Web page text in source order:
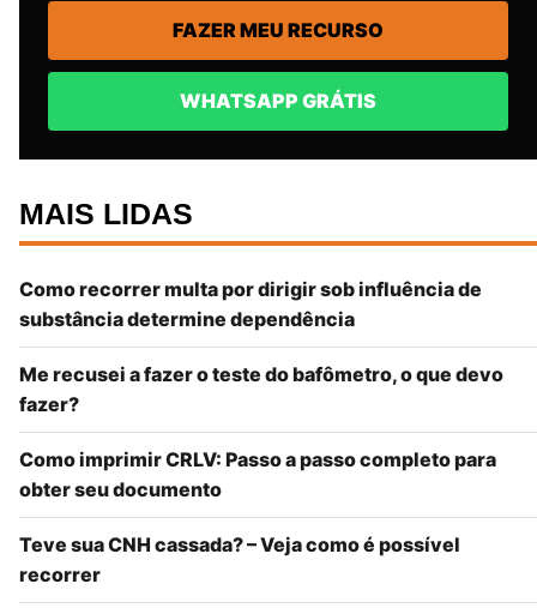
FAZER MEU RECURSO
WHATSAPP GRÁTIS
MAIS LIDAS
Como recorrer multa por dirigir sob influência de
substância determine dependência
Me recusei a fazer o teste do bafômetro, o que devo
fazer?
Como imprimir CRLV: Passo a passo completo para
obter seu documento
Teve sua CNH cassada? – Veja como é possível
recorrer